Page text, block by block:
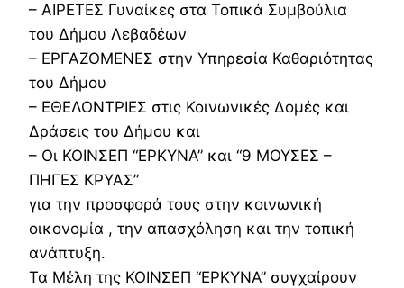
– ΑΙΡΕΤΕΣ Γυναίκες στα Τοπικά Συμβούλια
του Δήμου Λεβαδέων
– ΕΡΓΑΖΟΜΕΝΕΣ στην Υπηρεσία Καθαριότητας
του Δήμου
– ΕΘΕΛΟΝΤΡΙΕΣ στις Κοινωνικές Δομές και
Δράσεις του Δήμου και
– Οι ΚΟΙΝΣΕΠ “ΕΡΚΥΝΑ” και “9 ΜΟΥΣΕΣ –
ΠΗΓΕΣ ΚΡΥΑΣ”
για την προσφορά τους στην κοινωνική
οικονομία , την απασχόληση και την τοπική
ανάπτυξη.
Τα Μέλη της ΚΟΙΝΣΕΠ “ΕΡΚΥΝΑ” συγχαίρουν